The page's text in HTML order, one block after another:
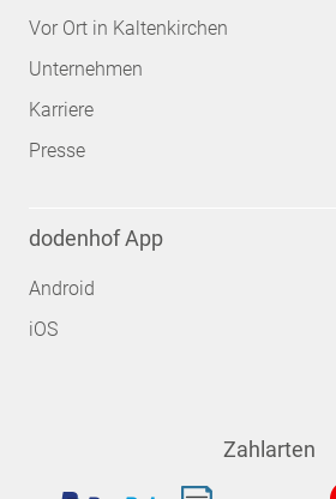
Vor Ort in Kaltenkirchen
Unternehmen
Karriere
Presse
dodenhof App
Android
iOS
Zahlarten